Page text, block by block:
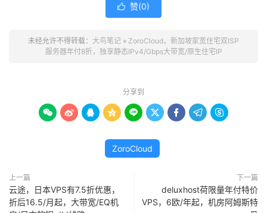
 赞(0)
未经允许不得转载： 大鸟笔记 » ZoroCloud，新加坡家宽住宅双ISP
服务器年付8折，独享静态IPv4/Gbps大带宽/原生住宅IP
分享到
        
ZoroCloud
上一篇
云途，日本VPS有7.5折优惠，
折后16.5/月起，大带宽/EQ机
下一篇
deluxhost荷限量年付特价
VPS，6欧/年起，机房阿姆斯特